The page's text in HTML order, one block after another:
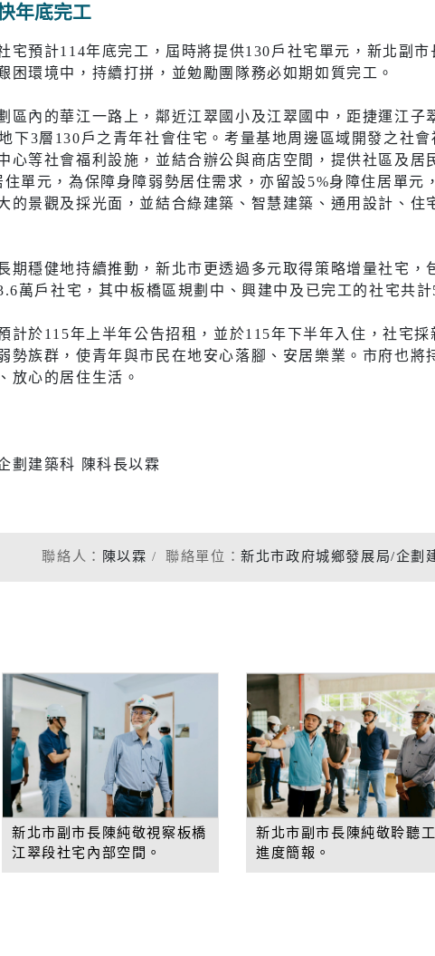
防治組
口網
社會救助
老人福利機構
脆弱家庭服務
警消
警察分局
消防分隊
婦幼安全
水域安全
市新巴士
休閒
河濱公園綠地
環保
年底完工
宅預計114年底完工，屆時將提供130戶社宅單元，新北副
困環境中，持續打拼，並勉勵團隊務必如期如質完工。
區內的華江一路上，鄰近江翠國小及江翠國中，距捷運江
下3層130戶之青年社會住宅。考量基地周邊區域開發之社
心等社會福利設施，並結合辦公與商店空間，提供社區及
單元，為保障身障弱勢居住需求，亦留設5%身障住居單元
的景觀及採光面，並結合綠建築、智慧建築、通用設計、
期穩健地持續推動，新北市更透過多元取得策略增量社宅
萬戶社宅，其中板橋區規劃中、興建中及已完工的社宅共
計於115年上半年公告招租，並於115年下半年入住，社宅
勢族群，使青年與市民在地安心落腳、安居樂業。市府也
放心的居住生活。
劃建築科 陳科長以霖
聯絡人： 陳以霖 聯絡單位：新北市政府城鄉發展局/企劃
新北市副市長陳純敬視察板橋
江翠段社宅內部空間。
新北市副市長陳純敬聆聽
進度簡報。